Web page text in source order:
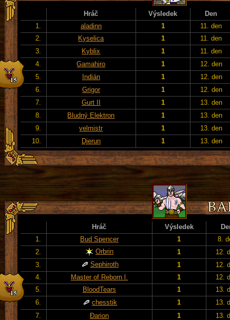
Hráč Výsledek
Den
1.
aladinn 1
11. den
2.
Kyselica 1
11. den
3.
Kyblix 1
11. den
4.
Gamahiro 1
12. den
5.
Indián 1
12. den
6.
Grigor 1
12. den
7.
Gurt II 1
13. den
8.
Bludný Elektron 1
13. den
9.
velmistr 1
13. den
10.
Djerun 1 13. den
Hráč Výsledek
1.
Bud Spencer 1
8.
2.
Orbrin 1
12.
3.
Sephiroth 1
12.
4.
Master of Reborn l. 1
12.
5.
BloodTears 1
13.
6.
chesstik 1
13.
7.
Đarion 1
13.